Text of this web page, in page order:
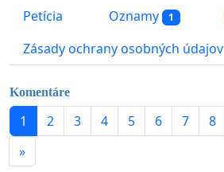
Petícia Oznamy 1
Zásady ochrany osobných údajov
Komentáre
1 2 3 4 5 6 7 8
»